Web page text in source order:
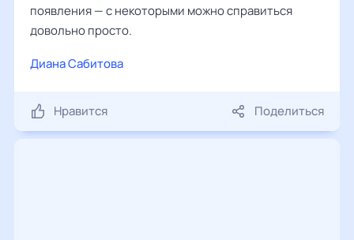
появления — с некоторыми можно справиться
довольно просто.
Диана Сабитова
Нравится Поделиться